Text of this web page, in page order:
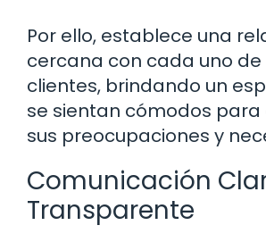
Por ello, establece una
cercana con cada uno de
clientes, brindando un
se sientan cómodos
sus preocupaciones y
Comunicación
Transparente